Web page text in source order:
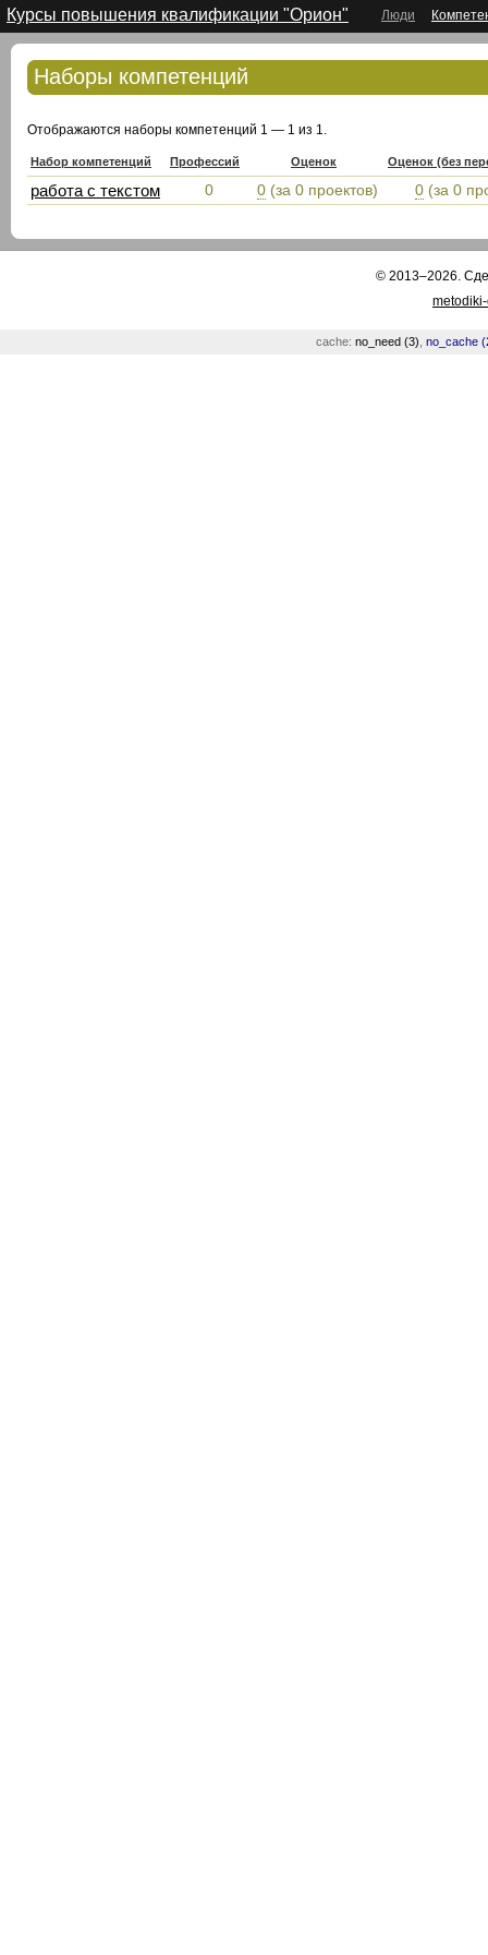
Курсы повышения квалификации "Орион" Люди
Наборы компетенций
Отображаются наборы компетенций 1 — 1 из 1.
Набор компетенций Профессий Оценок Оценок (без
работа с текстом 0 0 (за 0 проектов) 0 (за 0
© 2013–2026.
cache: no_need (3) no_cache